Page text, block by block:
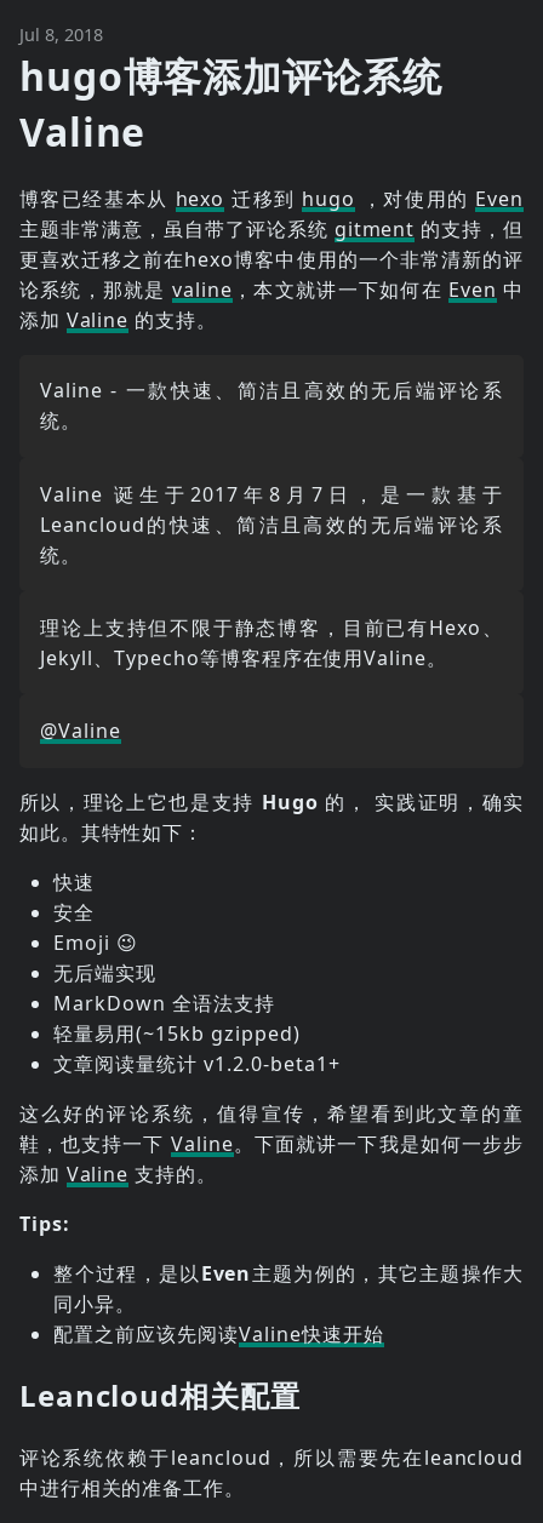
Jul 8, 2018
hugo博客添加评论系统
Valine
博客已经基本从 hexo 迁移到 hugo ，对使用的 Even
主题非常满意，虽自带了评论系统 gitment 的支持，但
更喜欢迁移之前在hexo博客中使用的一个非常清新的评
论系统，那就是 valine ，本文就讲一下如何在 Even 中
添加 Valine 的支持。
Valine - 一款快速、简洁且高效的无后端评论系
统。
Valine 诞生于2017年8月7日，是一款基于
Leancloud的快速、简洁且高效的无后端评论系
统。
理论上支持但不限于静态博客，目前已有Hexo、
Jekyll、Typecho等博客程序在使用Valine。
@Valine
所以，理论上它也是支持 Hugo 的， 实践证明，确实
如此。其特性如下：
快速
安全
Emoji 😉
无后端实现
MarkDown 全语法支持
轻量易用(~15kb gzipped)
文章阅读量统计 v1.2.0-beta1+
这么好的评论系统，值得宣传，希望看到此文章的童
鞋，也支持一下 Valine。下面就讲一下我是如何一步步
添加 Valine 支持的。
Tips:
整个过程，是以Even主题为例的，其它主题操作大
同小异。
配置之前应该先阅读Valine快速开始
Leancloud相关配置
评论系统依赖于leancloud，所以需要先在leancloud
中进行相关的准备工作。